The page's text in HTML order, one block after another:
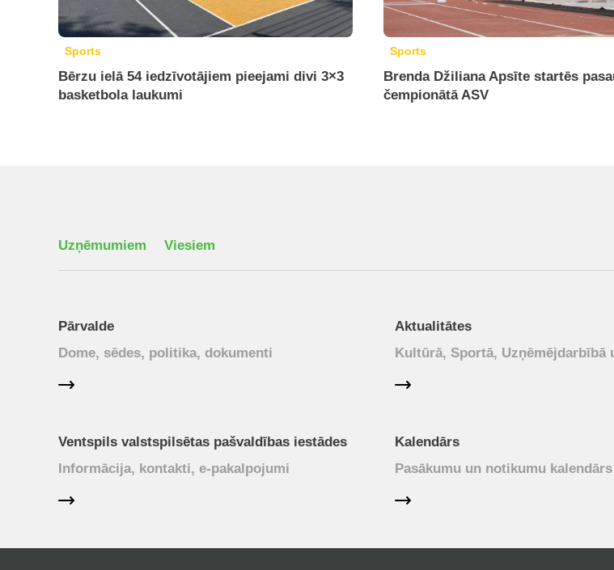
Sports
Bērzu ielā 54 iedzīvotājiem pieejami divi 3×3
basketbola laukumi
Sports
Brenda Džiliana Apsīte startēs
čempionātā ASV
Uzņēmumiem Viesiem
Pārvalde
Dome, sēdes, politika, dokumenti
Aktualitātes
Kultūrā, Sportā, Uzņēmējdarbībā
Ventspils valstspilsētas pašvaldības iestādes
Informācija, kontakti, e-pakalpojumi
Kalendārs
Pasākumu un notikumu kalendārs